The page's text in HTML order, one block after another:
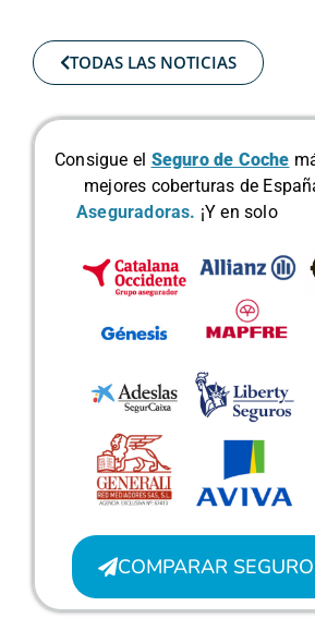
TODAS LAS NOTICIAS
Consigue el Seguro de Coche
mejores coberturas de
Aseguradoras. ¡Y en
COMPARAR